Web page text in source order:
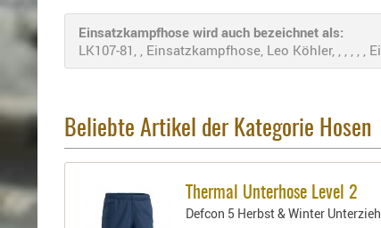
Einsatzkampfhose wird auch bezeichnet als:
LK107-81, , Einsatzkampfhose, Leo Köhler, , , , ,
Beliebte Artikel der Kategorie Hosen
Thermal Unterhose Level 2
Defcon 5 Herbst & Winter